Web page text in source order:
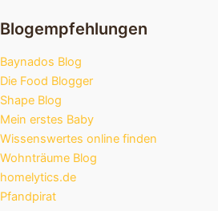
Blogempfehlungen
Baynados Blog
Die Food Blogger
Shape Blog
Mein erstes Baby
Wissenswertes online finden
Wohnträume Blog
homelytics.de
Pfandpirat